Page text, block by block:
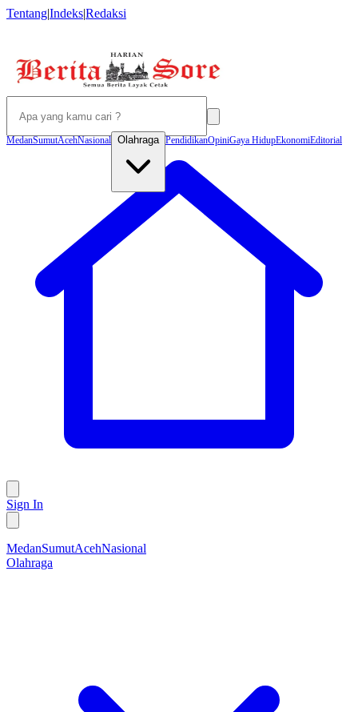
Tentang|Indeks|Redaksi
MedanSumutAcehNasional Olahraga PendidikanOpiniGaya HidupEkonomiEditorial
Sign In
MedanSumutAcehNasional
Olahraga